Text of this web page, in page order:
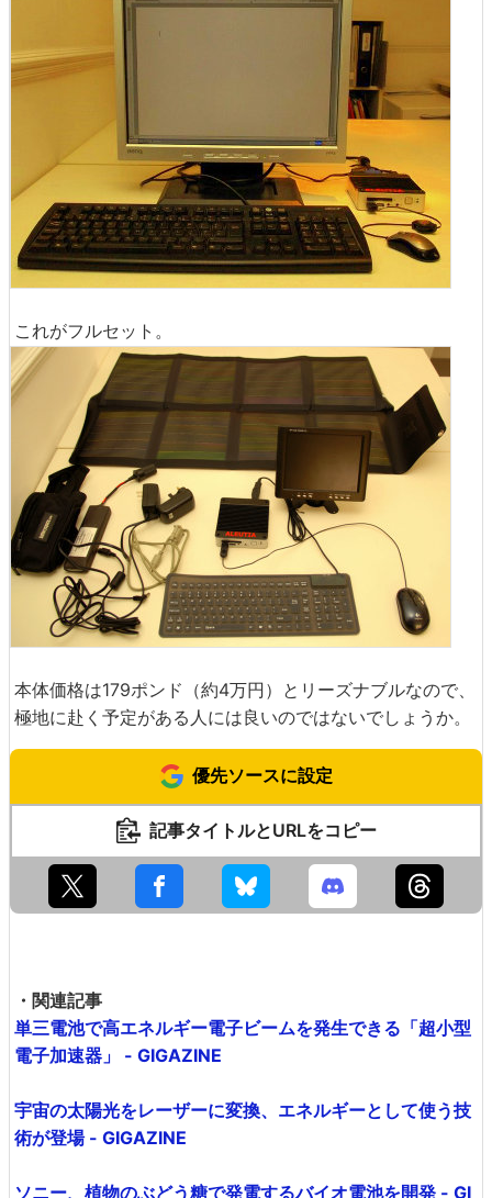
これがフルセット。
本体価格は179ポンド（約4万円）とリーズナブルなので、
極地に赴く予定がある人には良いのではないでしょうか。
優先ソースに設定
記事タイトルとURLをコピー
・関連記事
単三電池で高エネルギー電子ビームを発生できる「超小型
電子加速器」 - GIGAZINE
宇宙の太陽光をレーザーに変換、エネルギーとして使う技
術が登場 - GIGAZINE
ソニー、植物のぶどう糖で発電するバイオ電池を開発 - GI